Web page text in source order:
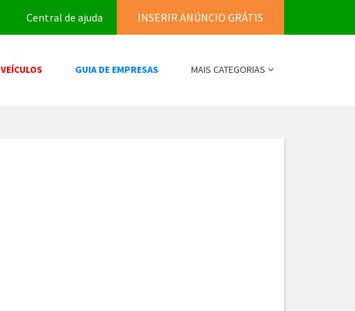
Central de ajuda INSERIR ANÚNCIO GRÁTIS
VEÍCULOS GUIA DE EMPRESAS MAIS CATEGORIAS